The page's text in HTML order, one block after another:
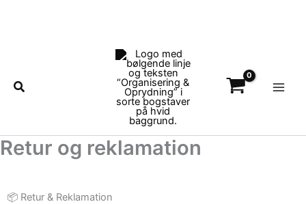
Søg
Retur og reklamation
📦 Retur & Reklamation